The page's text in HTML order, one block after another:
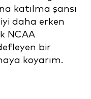
katılma şansı
daha erken
NCAA
bir
koyarım.